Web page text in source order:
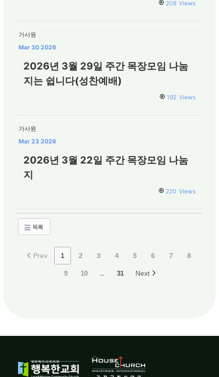
208 Views
가사원
Mar 30 2026
2026년 3월 29일 주간 목장모임 나눔
지는 쉽니다(성찬예배)
192 Views
가사원
Mar 23 2026
2026년 3월 22일 주간 목장모임 나눔
지
220 Views
목록
Prev 1 2 3 4 5 6 7 8
9 10 ... 31 Next